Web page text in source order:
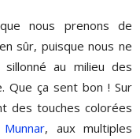
nous prenons de
sûr, puisque nous ne
au milieu des
Que ça sent bon ! Sur
des touches colorées
Munnar, aux multiples